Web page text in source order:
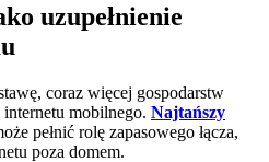
uzupełnienie
coraz więcej gospodarstw
mobilnego. Najtańszy
pełnić rolę zapasowego łącza,
poza domem.